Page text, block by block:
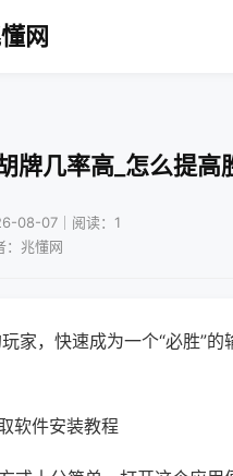
网
牌几率高_怎么提高
08-07｜阅读：1
：兆懂网
家，快速成为一个“必胜”的
软件安装教程